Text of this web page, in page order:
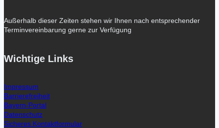
Außerhalb dieser Zeiten stehen wir Ihnen nach entsprechender
Terminvereinbarung gerne zur Verfügung
Wichtige Links
Impressum
Barrierefreiheit
Bayern-Portal
Datenschutz
Sicheres Kontaktformular